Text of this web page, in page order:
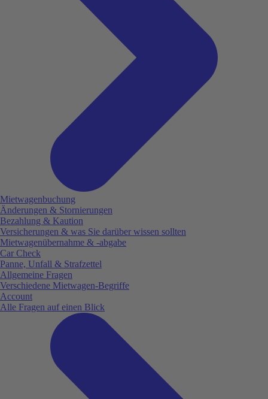
Mietwagenbuchung
Änderungen & Stornierungen
Bezahlung & Kaution
Versicherungen & was Sie darüber wissen sollten
Mietwagenübernahme & -abgabe
Car Check
Panne, Unfall & Strafzettel
Allgemeine Fragen
Verschiedene Mietwagen-Begriffe
Account
Alle Fragen auf einen Blick